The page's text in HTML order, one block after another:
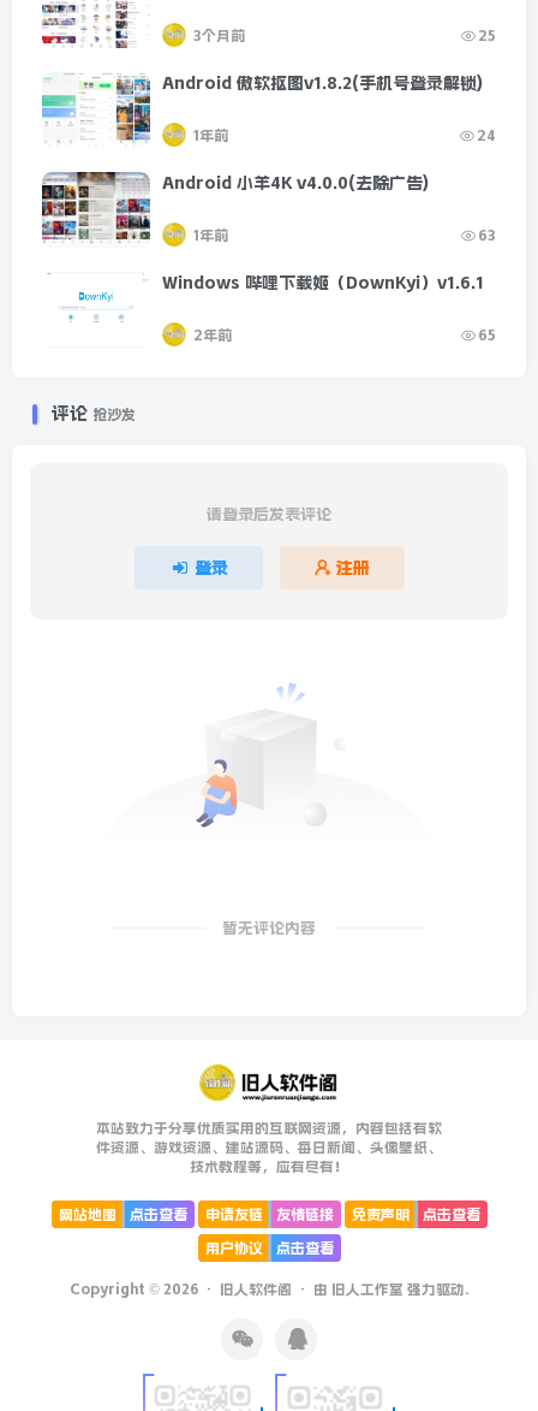
3个月前 25
Android 傲软抠图v1.8.2(手机号登录解锁)
1年前 24
Android 小羊4K v4.0.0(去除广告)
1年前 63
Windows 哔哩下载姬（DownKyi）v1.6.1
2年前 65
评论 抢沙发
请登录后发表评论
登录 注册
暂无评论内容
本站致力于分享优质实用的互联网资源，内容包括有软
件资源、游戏资源、建站源码、每日新闻、头像壁纸、
技术教程等，应有尽有！
网站地图 点击查看 申请友链 友情链接 免责声明
点击查看
用户协议
点击查看
Copyright © 2026 · 旧人软件阁 · 由 旧人工作室 强力驱动.